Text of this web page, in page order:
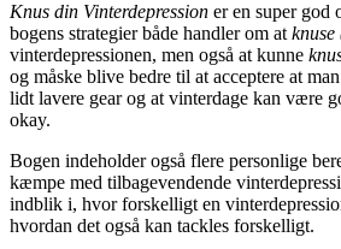
Knus din Vinterdepression er en super god
bogens strategier både handler om at
vinterdepressionen, men også at kunne
og måske blive bedre til at acceptere at
lidt lavere gear og at vinterdage kan være
okay.
Bogen indeholder også flere personlige
kæmpe med tilbagevendende
indblik i, hvor forskelligt en
hvordan det også kan tackles forskelligt.